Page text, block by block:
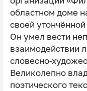
областном доме
своей
Он умел вести
взаимодействии
словесно-
Великолепно
поэтического